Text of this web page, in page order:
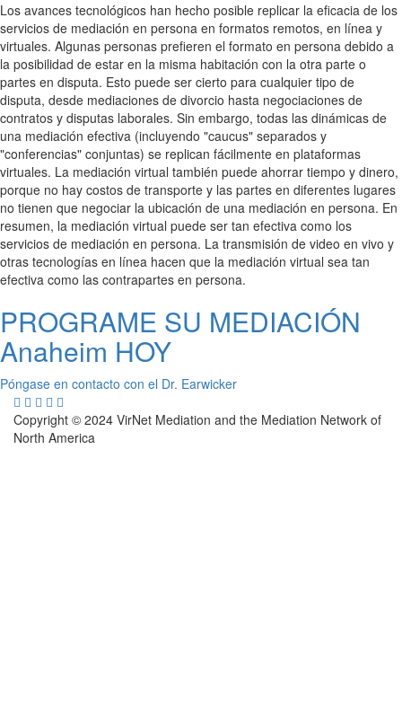
Los avances tecnológicos han hecho posible replicar la eficacia de los
servicios de mediación en persona en formatos remotos, en línea y
virtuales. Algunas personas prefieren el formato en persona debido a
la posibilidad de estar en la misma habitación con la otra parte o
partes en disputa. Esto puede ser cierto para cualquier tipo de
disputa, desde mediaciones de divorcio hasta negociaciones de
contratos y disputas laborales. Sin embargo, todas las dinámicas de
una mediación efectiva (incluyendo "caucus" separados y
"conferencias" conjuntas) se replican fácilmente en plataformas
virtuales. La mediación virtual también puede ahorrar tiempo y dinero,
porque no hay costos de transporte y las partes en diferentes lugares
no tienen que negociar la ubicación de una mediación en persona. En
resumen, la mediación virtual puede ser tan efectiva como los
servicios de mediación en persona. La transmisión de video en vivo y
otras tecnologías en línea hacen que la mediación virtual sea tan
efectiva como las contrapartes en persona.
PROGRAME SU MEDIACIÓN
Anaheim HOY
Póngase en contacto con el Dr. Earwicker
Copyright © 2024 VirNet Mediation and the Mediation Network of
North America